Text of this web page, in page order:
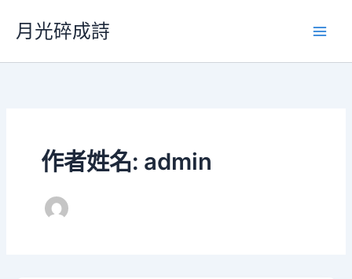
要
月光碎成詩
作者姓名: admin